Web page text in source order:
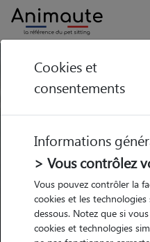
Trouvez votre
Garde
chez le Pet Sitter
Garde
chez le Pet Sitter
Cookies et
consentements
Informations
> Vous contrôlez
Vous pouvez contrôler la
cookies et les
dessous. Notez que si
cookies et technologies